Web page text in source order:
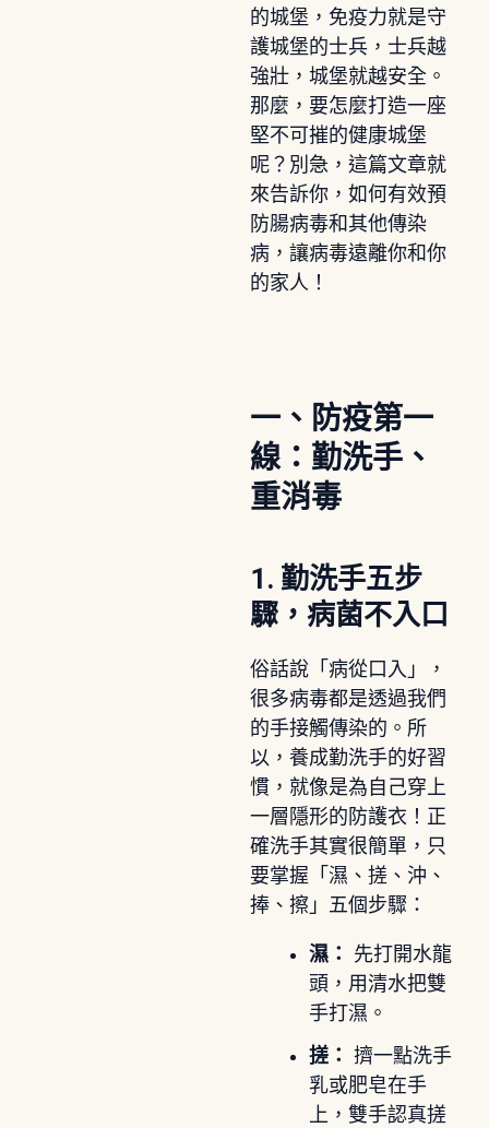
的城堡，免疫力就是守
護城堡的士兵，士兵越
強壯，城堡就越安全。
那麼，要怎麼打造一座
堅不可摧的健康城堡
呢？別急，這篇文章就
來告訴你，如何有效預
防腸病毒和其他傳染
病，讓病毒遠離你和你
的家人！
一、防疫第一
線：勤洗手、
重消毒
1. 勤洗手五步
驟，病菌不入口
俗話說「病從口入」，
很多病毒都是透過我們
的手接觸傳染的。所
以，養成勤洗手的好習
慣，就像是為自己穿上
一層隱形的防護衣！正
確洗手其實很簡單，只
要掌握「濕、搓、沖、
捧、擦」五個步驟：
濕：
先打開水龍
頭，用清水把雙
手打濕。
搓： 擠一點洗手
乳或肥皂在手
上，雙手認真搓